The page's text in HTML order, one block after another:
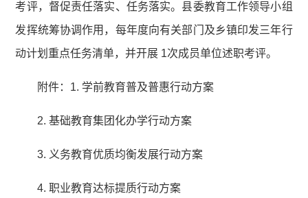
考评，督促责任落实、任务落实。县委教育工作领导小组
发挥统筹协调作用，每年度向有关部门及乡镇印发三年行
动计划重点任务清单，并开展 1次成员单位述职考评。
附件：1. 学前教育普及普惠行动方案
2. 基础教育集团化办学行动方案
3. 义务教育优质均衡发展行动方案
4. 职业教育达标提质行动方案